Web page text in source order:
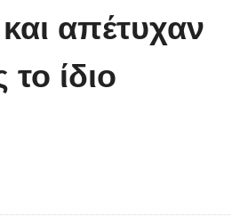
απέτυχαν
ίδιο